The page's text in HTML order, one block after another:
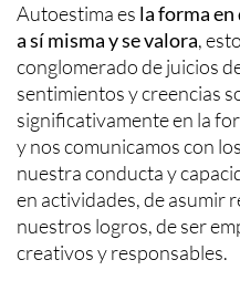
Autoestima es la forma en
a sí misma y se valora,
conglomerado de juicios
sentimientos y creencias
significativamente en la
y nos comunicamos con
nuestra conducta y
en actividades, de asumir
nuestros logros, de ser
creativos y responsables.